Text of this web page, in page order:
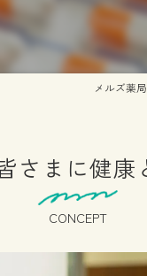
メルズ薬局
さまに健康
CONCEPT